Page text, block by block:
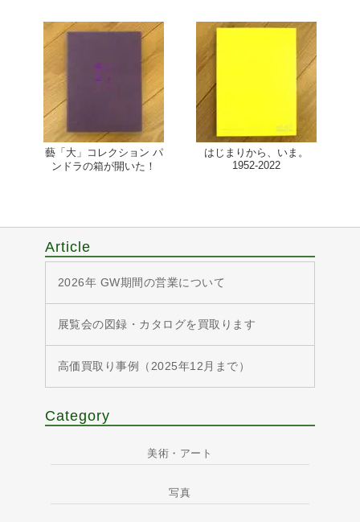
藝「大」コレクション パ
ンドラの箱が開いた！
はじまりから、いま。
1952-2022
Article
2026年 GW期間の営業について
展覧会の図録・カタログを買取ります
高価買取り事例（2025年12月まで）
Category
美術・アート
写真